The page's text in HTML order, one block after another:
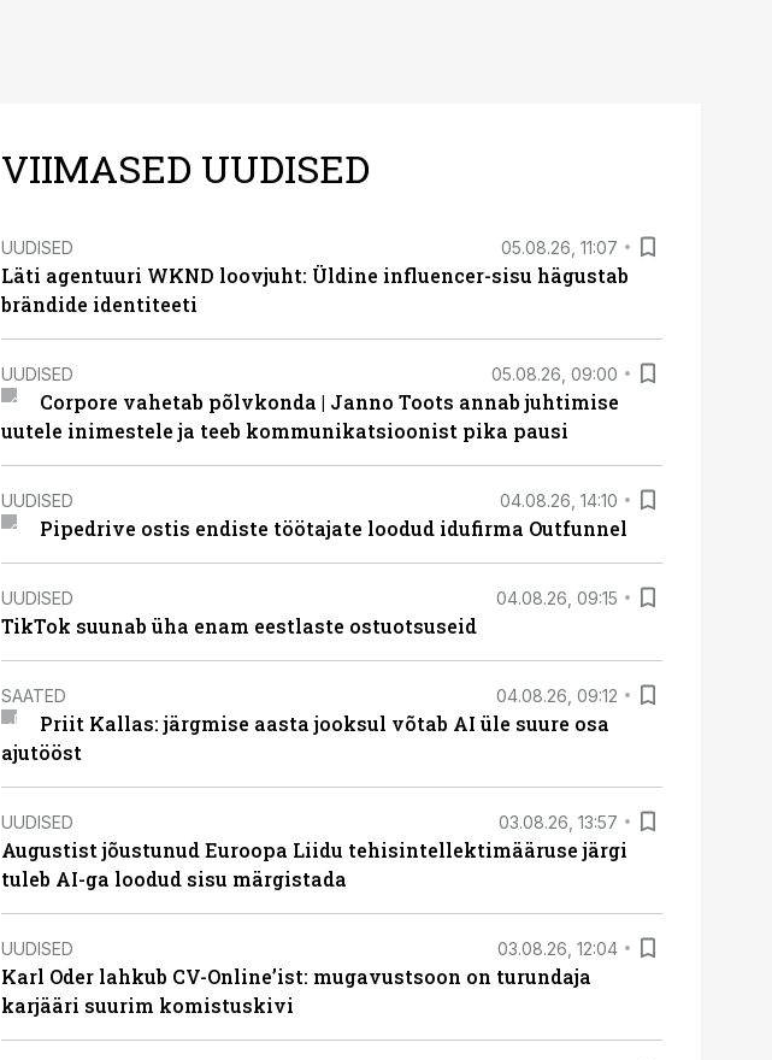
VIIMASED UUDISED
UUDISED 05.08.26, 11:07
Läti agentuuri WKND loovjuht: Üldine influencer-sisu hägustab
brändide identiteeti
UUDISED 05.08.26, 09:00
Corpore vahetab põlvkonda | Janno Toots annab juhtimise
uutele inimestele ja teeb kommunikatsioonist pika pausi
UUDISED 04.08.26, 14:10
Pipedrive ostis endiste töötajate loodud idufirma Outfunnel
UUDISED 04.08.26, 09:15
TikTok suunab üha enam eestlaste ostuotsuseid
SAATED 04.08.26, 09:12
Priit Kallas: järgmise aasta jooksul võtab AI üle suure osa
ajutööst
UUDISED 03.08.26, 13:57
Augustist jõustunud Euroopa Liidu tehisintellektimääruse järgi
tuleb AI-ga loodud sisu märgistada
UUDISED 03.08.26, 12:04
Karl Oder lahkub CV-Online’ist: mugavustsoon on turundaja
karjääri suurim komistuskivi